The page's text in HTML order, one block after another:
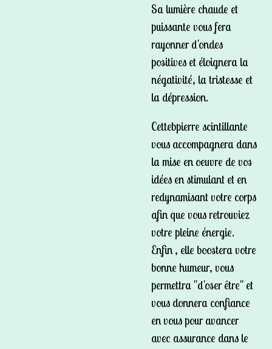
Sa lumière chaude et
puissante vous fera
rayonner d'ondes
positives et éloignera la
négativité, la tristesse et
la dépression.
Cettebpierre scintillante
vous accompagnera dans
la mise en oeuvre de vos
idées en stimulant et en
redynamisant votre corps
afin que vous retrouviez
votre pleine énergie.
Enfin , elle boostera votre
bonne humeur, vous
permettra "d'oser être" et
vous donnera confiance
en vous pour avancer
avec assurance dans le